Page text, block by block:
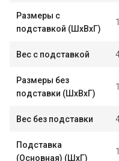
Размеры с
подставкой (ШxВxГ)
Вес с подставкой
Размеры без
подставки (ШxВxГ)
Вес без подставки
Подставка
(Основная) (ШxГ)